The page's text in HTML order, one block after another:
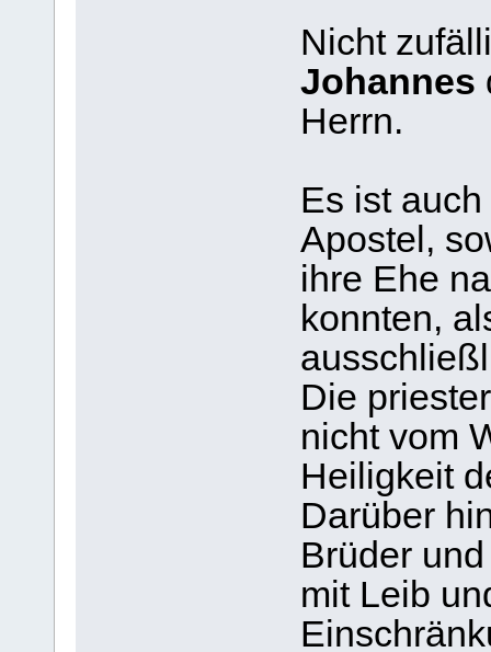
Nicht
Johannes
Herrn.
Es ist
Apostel,
ihre Ehe
konnten,
Die
nicht vom
Heiligkeit
Darüber
Brüder
mit Leib